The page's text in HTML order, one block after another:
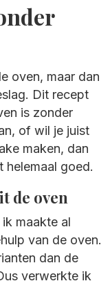
oven, maar dan
Dit recept
is zonder
of wil je juist
maken, dan
helemaal goed.
de oven
maakte al
van de oven.
dan de
verwerkte ik